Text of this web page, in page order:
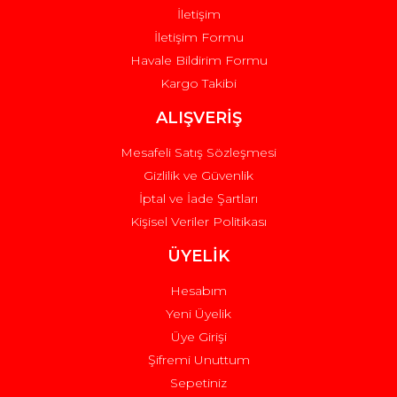
Gönder
İletişim
İletişim Formu
Havale Bildirim Formu
Kargo Takibi
ALIŞVERİŞ
Mesafeli Satış Sözleşmesi
Gizlilik ve Güvenlik
İptal ve İade Şartları
Kişisel Veriler Politikası
ÜYELİK
Hesabım
Yeni Üyelik
Üye Girişi
Şifremi Unuttum
Sepetiniz